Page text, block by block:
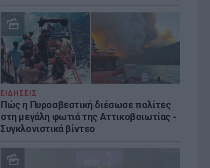
ΕΙΔΗΣΕΙΣ
Πώς η Πυροσβεστική διέσωσε πολίτες
στη μεγάλη φωτιά της Αττικοβοιωτίας -
Συγκλονιστικά βίντεο